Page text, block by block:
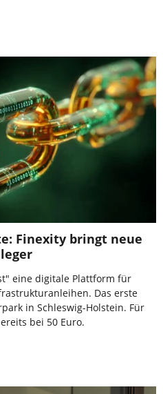
Finexity bringt neue
eine digitale Plattform für
Das erste
in Schleswig-Holstein. Für
bei 50 Euro.